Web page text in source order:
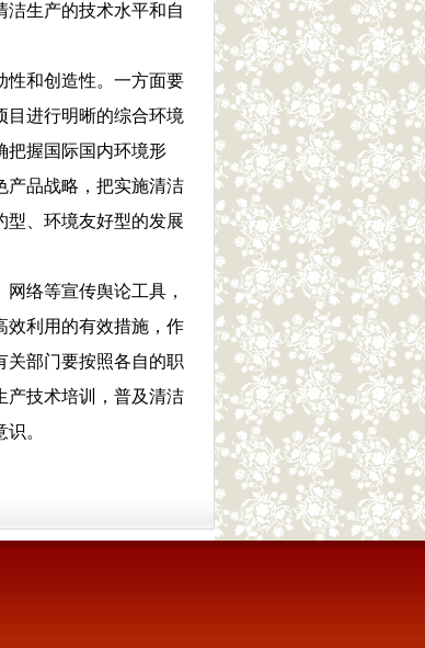
洁生产的技术水平和自
和创造性。一方面要
目进行明晰的综合环境
把握国际国内环境形
产品战略，把实施清洁
型、环境友好型的发展
络等宣传舆论工具，
效利用的有效措施，作
关部门要按照各自的职
产技术培训，普及清洁
。